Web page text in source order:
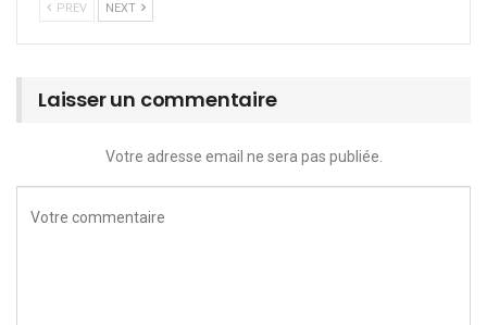
PREV NEXT
Laisser un commentaire
Votre adresse email ne sera pas publiée.